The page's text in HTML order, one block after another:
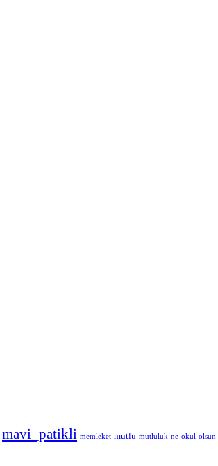
mavi_patikli memleket mutlu mutluluk ne okul olsun